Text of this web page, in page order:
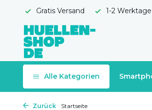
Gratis Versand 1-2
Alle Kategorien
Zurück Startseite